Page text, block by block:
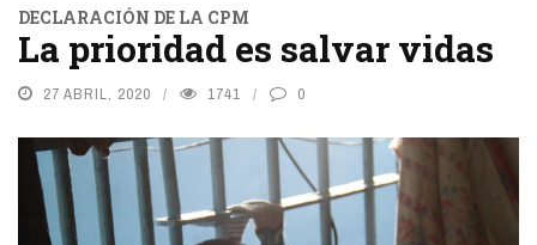
DECLARACIÓN DE LA CPM
La prioridad es salvar vidas
27 ABRIL, 2020 1741 0